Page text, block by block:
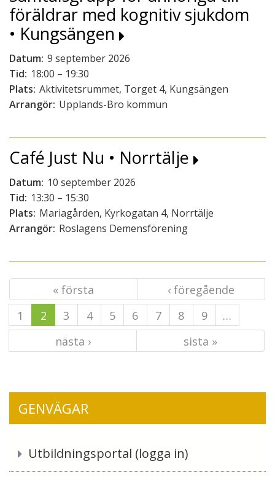
föräldrar med kognitiv sjukdom
• Kungsängen
Datum: 9 september 2026
Tid: 18:00 – 19:30
Plats: Aktivitetsrummet, Torget 4, Kungsängen
Arrangör: Upplands-Bro kommun
Café Just Nu • Norrtälje
Datum: 10 september 2026
Tid: 13:30 – 15:30
Plats: Mariagården, Kyrkogatan 4, Norrtälje
Arrangör: Roslagens Demensförening
« första
‹ föregående
1
2 3 4 5 6 7 8 9
…
nästa ›
sista »
GENVÄGAR
Utbildningsportal (logga in)